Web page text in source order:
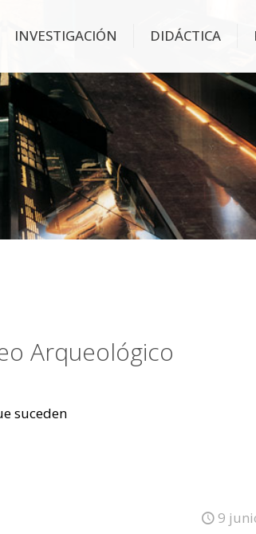
INVESTIGACIÓN DIDÁCTICA
Arqueológico
suceden
9